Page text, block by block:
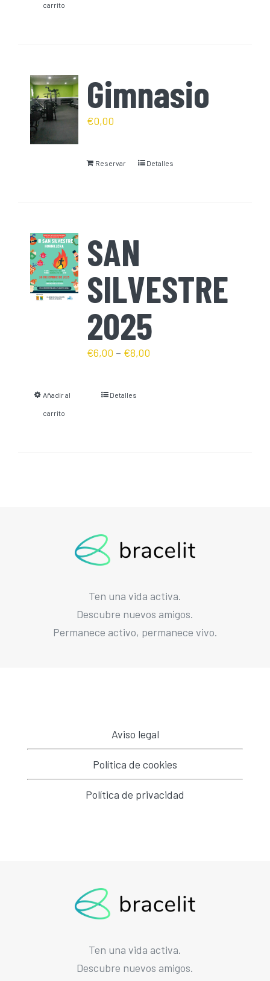
carrito
Gimnasio
€0,00
Reservar Detalles
SAN
SILVESTRE
2025
€6,00 – €8,00
Añadir al
carrito
Detalles
Ten una vida activa.
Descubre nuevos amigos.
Permanece activo, permanece vivo.
Aviso legal
Política de cookies
Política de privacidad
Ten una vida activa.
Descubre nuevos amigos.